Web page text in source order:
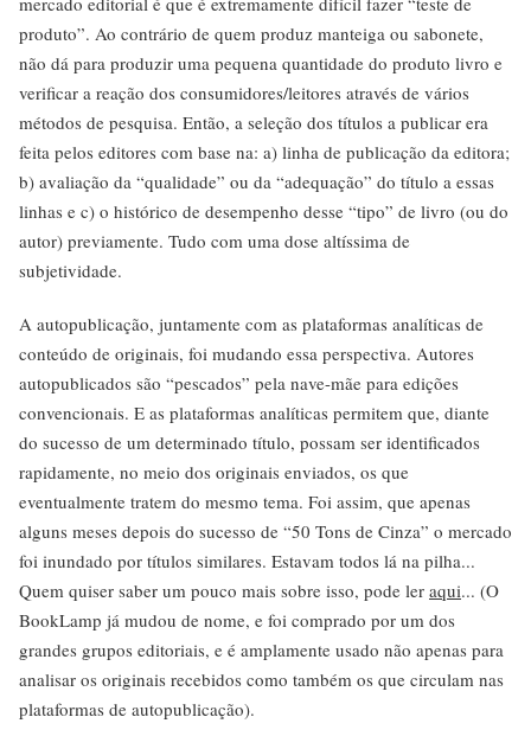
produto”. Ao contrário de quem produz manteiga ou sabonete,
não dá para produzir uma pequena quantidade do produto livro e
verificar a reação dos consumidores/leitores através de vários
métodos de pesquisa. Então, a seleção dos títulos a publicar era
feita pelos editores com base na: a) linha de publicação da editora;
b) avaliação da “qualidade” ou da “adequação” do título a essas
linhas e c) o histórico de desempenho desse “tipo” de livro (ou do
autor) previamente. Tudo com uma dose altíssima de
subjetividade.
A autopublicação, juntamente com as plataformas analíticas de
conteúdo de originais, foi mudando essa perspectiva. Autores
autopublicados são “pescados” pela nave-mãe para edições
convencionais. E as plataformas analíticas permitem que, diante
do sucesso de um determinado título, possam ser identificados
rapidamente, no meio dos originais enviados, os que
eventualmente tratem do mesmo tema. Foi assim, que apenas
alguns meses depois do sucesso de “50 Tons de Cinza” o mercado
foi inundado por títulos similares. Estavam todos lá na pilha...
Quem quiser saber um pouco mais sobre isso, pode ler aqui... (O
BookLamp já mudou de nome, e foi comprado por um dos
grandes grupos editoriais, e é amplamente usado não apenas para
analisar os originais recebidos como também os que circulam nas
plataformas de autopublicação).